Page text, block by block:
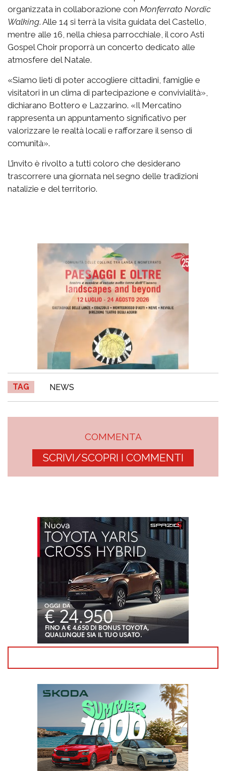
organizzata in collaborazione con Monferrato Nordic
Walking. Alle 14 si terrà la visita guidata del Castello,
mentre alle 16, nella chiesa parrocchiale, il coro Asti
Gospel Choir proporrà un concerto dedicato alle
atmosfere del Natale.
«Siamo lieti di poter accogliere cittadini, famiglie e
visitatori in un clima di partecipazione e convivialità»,
dichiarano Bottero e Lazzarino. «Il Mercatino
rappresenta un appuntamento significativo per
valorizzare le realtà locali e rafforzare il senso di
comunità».
L’invito è rivolto a tutti coloro che desiderano
trascorrere una giornata nel segno delle tradizioni
natalizie e del territorio.
TAG NEWS
COMMENTA
SCRIVI/SCOPRI I COMMENTI